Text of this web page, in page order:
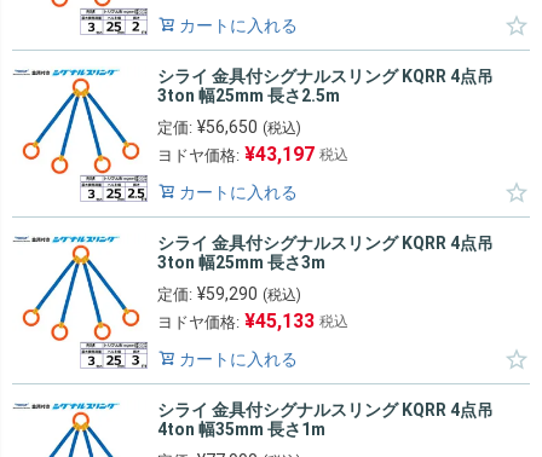
カートに入れる
シライ 金具付シグナルスリング KQRR 4点吊
3ton 幅25mm 長さ2.5m
定価: ¥56,650 (税込)
ヨドヤ価格: ¥43,197 税込
カートに入れる
シライ 金具付シグナルスリング KQRR 4点吊
3ton 幅25mm 長さ3m
定価: ¥59,290 (税込)
ヨドヤ価格: ¥45,133 税込
カートに入れる
シライ 金具付シグナルスリング KQRR 4点吊
4ton 幅35mm 長さ1m